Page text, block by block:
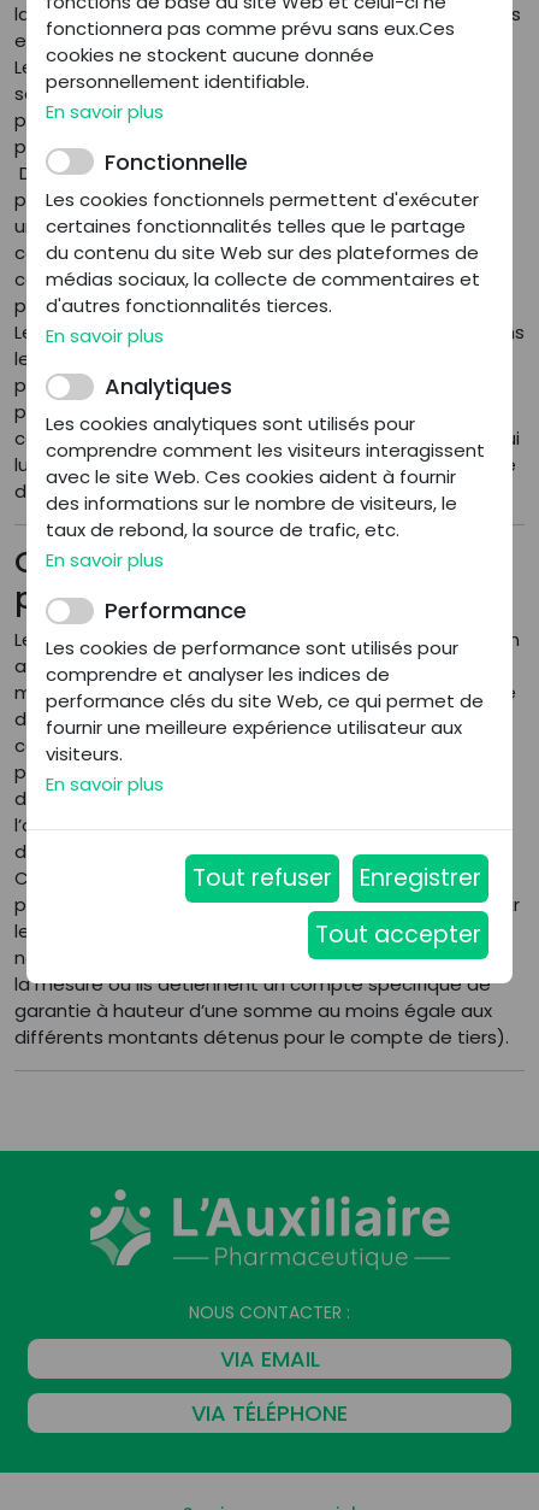
laquelle, un pharmacien diplômé et capable ne sera pas
en droit d’exercer sa profession.
Le tableau des pharmaciens se divise en plusieurs
section et notamment la section « D » pour le
pharmacien adjoint et la section « A » pour le
pharmacien titulaire.
Dans le cadre d’un projet d’installation, « tout
pharmacien ou toute société se proposant d'exploiter
une officine doit en faire la déclaration auprès du
conseil de l'ordre des pharmaciens territorialement
compétent » (article L.5125-9 du Code de la santé
publique).
Le conseil de l’ordre aura donc vocation à intervenir dans
le contexte de toute transmission d’officine de
pharmacie afin de statuer sur l’inscription du
pharmacien acquéreur et la radiation du pharmacien
cédant, le cas échéant, selon un dossier d’inscription qui
lui aura été transmis par le rédacteur/conseil en charge
de vous accompagner.
Qui peut être séquestre de mon
prix de vente ?
Le séquestre du prix de vente est désigné d’un commun
accord entre le cédant et son acquéreur, dans la
mesure où la mission de ce dernier bénéficie à chacune
des parties. En effet, le séquestre protège le
cessionnaire des dettes relevant de l’exercice de son
prédécesseur tout en protégeant le cédant sur
d’éventuels recours contre lui ou contre la validité de
l’opération de transmission au regard de la quantité et
de la quotité des créances déclarées.
Cette mission ne peut être exercée que par une
personne légalement habilitée à détenir des fonds pour
le compte de tiers, savoir principalement : les avocats,
notaires et agents immobiliers (pour ces derniers, dans
la mesure où ils détiennent un compte spécifique de
garantie à hauteur d’une somme au moins égale aux
différents montants détenus pour le compte de tiers).
NOUS CONTACTER :
VIA EMAIL
VIA TÉLÉPHONE
fonctionnera pas comme prévu sans eux.Ces
cookies ne stockent aucune donnée
personnellement identifiable.
En savoir plus
Fonctionnelle
Les cookies fonctionnels permettent d'exécuter
certaines fonctionnalités telles que le partage
du contenu du site Web sur des plateformes de
médias sociaux, la collecte de commentaires et
d'autres fonctionnalités tierces.
En savoir plus
Analytiques
Les cookies analytiques sont utilisés pour
comprendre comment les visiteurs interagissent
avec le site Web. Ces cookies aident à fournir
des informations sur le nombre de visiteurs, le
taux de rebond, la source de trafic, etc.
En savoir plus
Performance
Les cookies de performance sont utilisés pour
comprendre et analyser les indices de
performance clés du site Web, ce qui permet de
fournir une meilleure expérience utilisateur aux
visiteurs.
En savoir plus